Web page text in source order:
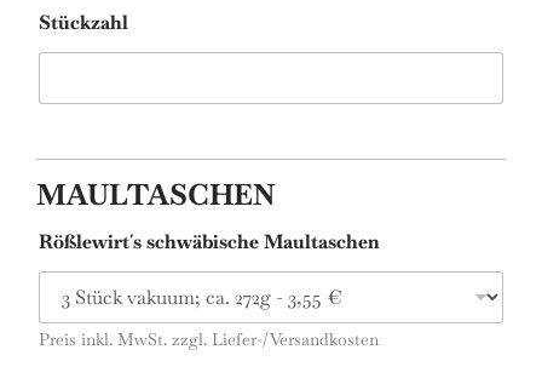
Stückzahl
MAULTASCHEN
Rößlewirt´s schwäbische Maultaschen
Preis inkl. MwSt. zzgl. Liefer-/Versandkosten